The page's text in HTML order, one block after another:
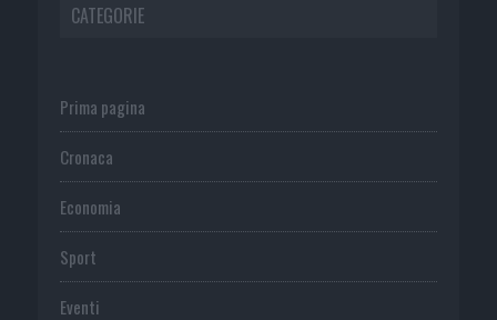
CATEGORIE
Prima pagina
Cronaca
Economia
Sport
Eventi